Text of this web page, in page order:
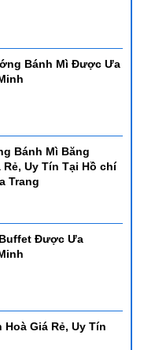
Bánh Mì Được Ưa
Bánh Mì Băng
Uy Tín Tại Hồ chí
Trang
Được Ưa
Giá Rẻ, Uy Tín